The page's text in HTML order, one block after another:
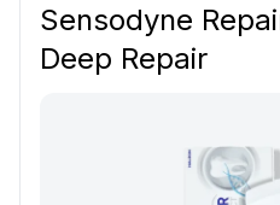
Sensodyne
Deep Repair